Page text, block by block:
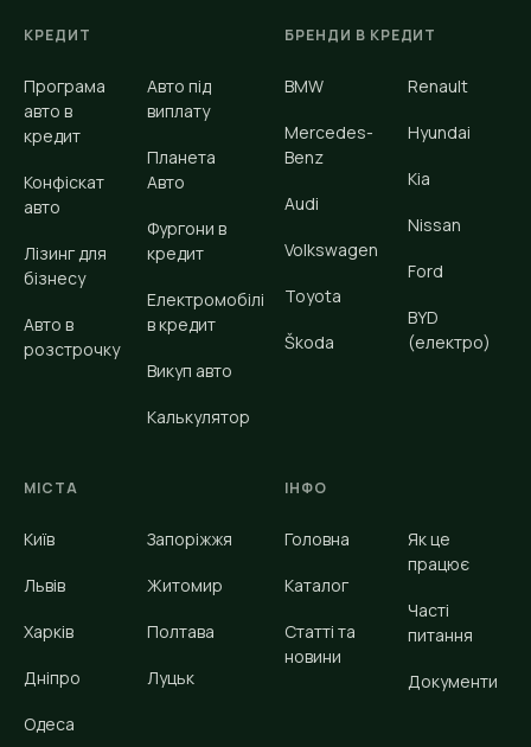
КРЕДИТ
Програма
авто в
кредит
Конфіскат
авто
Лізинг для
бізнесу
Авто в
розстрочку
Авто під
виплату
Планета
Авто
Фургони в
кредит
Електромобілі
в кредит
Викуп авто
Калькулятор
БРЕНДИ В КРЕДИТ
BMW
Mercedes-
Benz
Audi
Volkswagen
Toyota
Škoda
Renault
Hyundai
Kia
Nissan
Ford
BYD
(електро)
МІСТА
Київ
Львів
Харків
Дніпро
Одеса
Запоріжжя
Житомир
Полтава
Луцьк
ІНФО
Головна
Каталог
Статті та
новини
Як це
працює
Часті
питання
Документи